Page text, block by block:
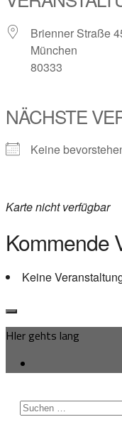
Brienner Straße
München
80333
NÄCHSTE
Keine
Karte nicht verfügbar
Kommende
Keine
HIer gehts lang
Suchen